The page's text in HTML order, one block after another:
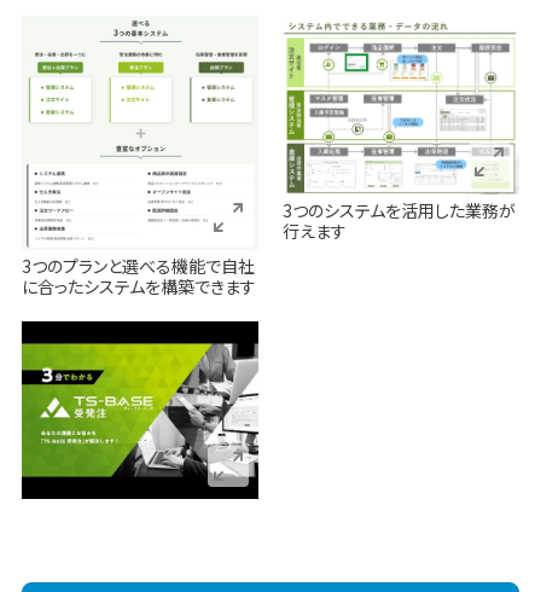
3つのプランと選べる機能で自社
に合ったシステムを構築できます
3つのシステムを活用した業務が
行えます